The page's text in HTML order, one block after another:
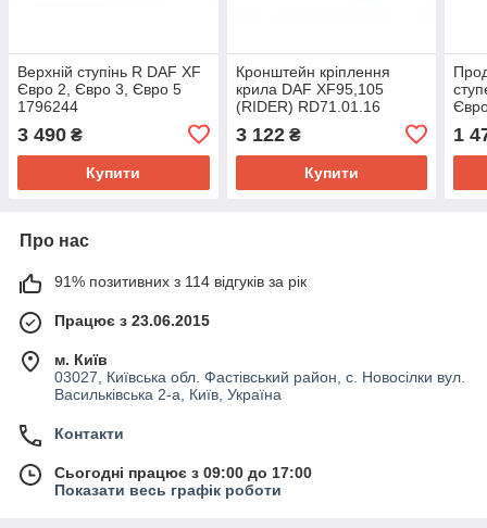
Верхній ступінь R DAF XF
Євро 2, Євро 3, Євро 5
1796244
3 490 ₴
Купити
Кронштейн кріплення
крила DAF XF95,105
(RIDER) RD71.01.16
3 122₴
Купити
1
Про нас
91% позитивних з 114 відгуків за рік
Працює з 23.06.2015
м. Київ
03027, Київська обл. Фастівський район, с. Новосілки вул.
Васильківська 2-а, Київ, Україна
Контакти
Сьогодні працює з 09:00 до 17:00
Показати весь графік роботи